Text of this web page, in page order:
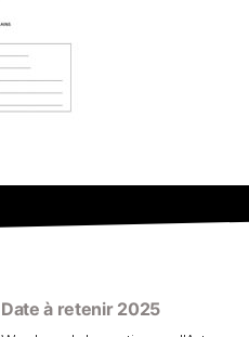
Date à retenir 2025